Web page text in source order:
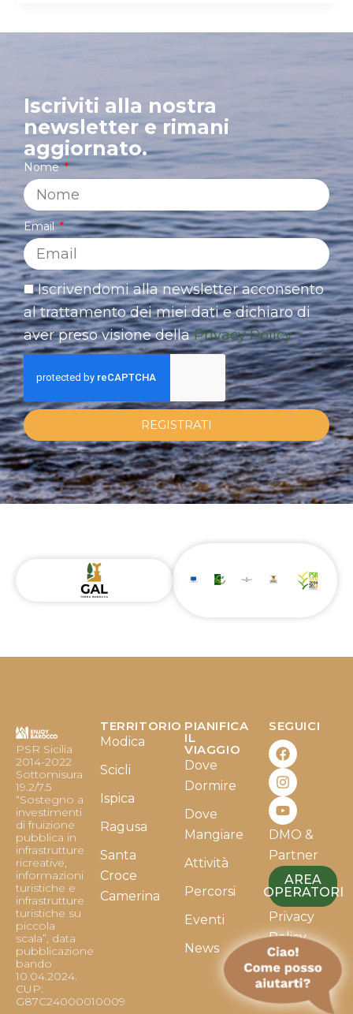
Iscriviti alla nostra
newsletter e rimani
aggiornato.
Nome
Email
Iscrivendomi alla newsletter acconsento
al trattamento dei miei dati e dichiaro di
aver preso visione dellaPrivacy Policy
REGISTRATI
PSR Sicilia
2014-2022
Sottomisura
19.2/7.5
“Sostegno a
investimenti
di fruizione
pubblica in
infrastrutture
ricreative,
informazioni
turistiche e
infrastrutture
turistiche su
piccola
scala”, data
pubblicazione
bando
10.04.2024.
CUP:
G87C24000010009
TERRITORIO
Modica
Scicli
Ispica
Ragusa
Santa
Croce
Camerina
PIANIFICA
IL
VIAGGIO
Dove
Dormire
Dove
Mangiare
Attività
Percorsi
Eventi
News
SEGUICI
F
a
c
e
b
o
o
k
I
n
s
t
a
g
r
a
m
Y
o
u
t
u
b
e
DMO &
Partner
AREA
OPERATORI
Privacy
Policy
Cookie
Policy